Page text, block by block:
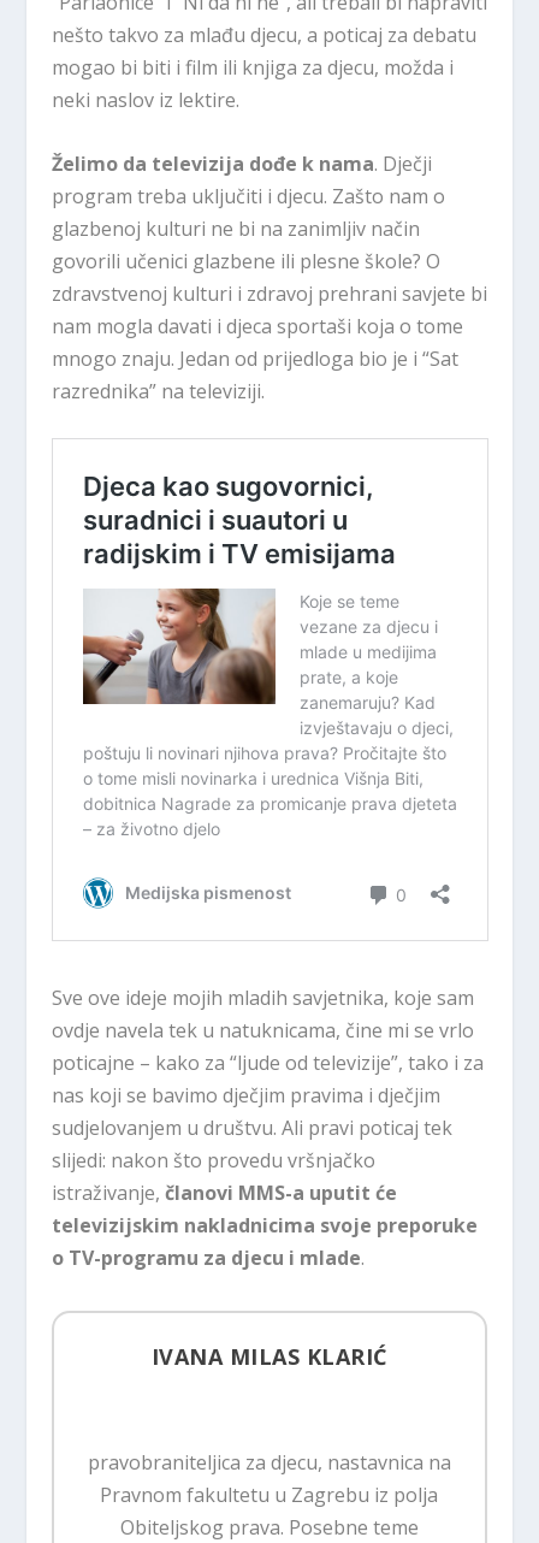
nešto takvo za mlađu djecu, a poticaj za debatu
mogao bi biti i film ili knjiga za djecu, možda i
neki naslov iz lektire.
Želimo da televizija dođe k nama. Dječji
program treba uključiti i djecu. Zašto nam o
glazbenoj kulturi ne bi na zanimljiv način
govorili učenici glazbene ili plesne škole? O
zdravstvenoj kulturi i zdravoj prehrani savjete bi
nam mogla davati i djeca sportaši koja o tome
mnogo znaju. Jedan od prijedloga bio je i “Sat
razrednika” na televiziji.
Sve ove ideje mojih mladih savjetnika, koje sam
ovdje navela tek u natuknicama, čine mi se vrlo
poticajne – kako za “ljude od televizije”, tako i za
nas koji se bavimo dječjim pravima i dječjim
sudjelovanjem u društvu. Ali pravi poticaj tek
slijedi: nakon što provedu vršnjačko
istraživanje, članovi MMS-a uputit će
televizijskim nakladnicima svoje preporuke
o TV-programu za djecu i mlade.
IVANA MILAS KLARIĆ
pravobraniteljica za djecu, nastavnica na
Pravnom fakultetu u Zagrebu iz polja
Obiteljskog prava. Posebne teme